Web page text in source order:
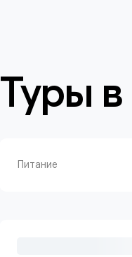
Туры в
Питание